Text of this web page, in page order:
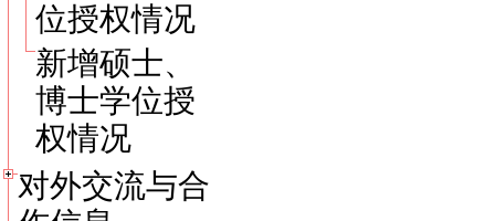
位授权情况
新增硕士、
博士学位授
权情况
对外交流与合